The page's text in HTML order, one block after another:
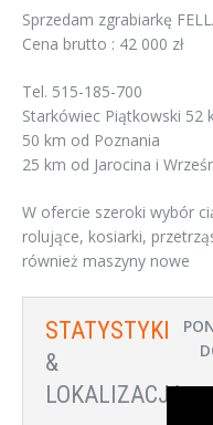
Sprzedam zgrabiarkę
Cena brutto : 42 000 zł
Tel. 515-185-700
Starkówiec Piątkowski 52
50 km od Poznania
25 km od Jarocina i
W ofercie szeroki wybór
rolujące, kosiarki,
również maszyny nowe
STATYSTYKI
&
LOKALIZACJA: